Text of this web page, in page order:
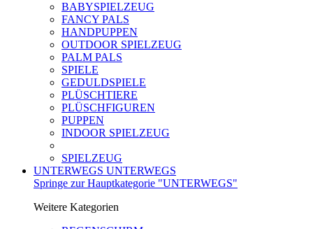
BABYSPIELZEUG
FANCY PALS
HANDPUPPEN
OUTDOOR SPIELZEUG
PALM PALS
SPIELE
GEDULDSPIELE
PLÜSCHTIERE
PLÜSCHFIGUREN
PUPPEN
INDOOR SPIELZEUG
SPIELZEUG
UNTERWEGS UNTERWEGS
Springe zur Hauptkategorie "UNTERWEGS"
Weitere Kategorien